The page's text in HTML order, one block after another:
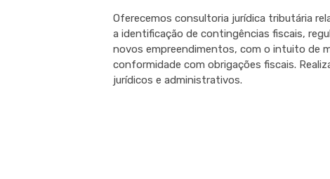
Oferecemos consultoria jurídica tributária
a identificação de contingências fiscais,
novos empreendimentos, com o intuito de
conformidade com obrigações fiscais.
jurídicos e administrativos.